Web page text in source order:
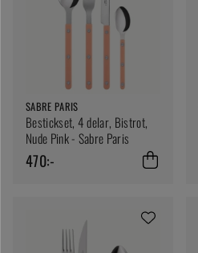
SABRE PARIS
Bestickset, 4 delar, Bistrot,
Nude Pink - Sabre Paris
470:-